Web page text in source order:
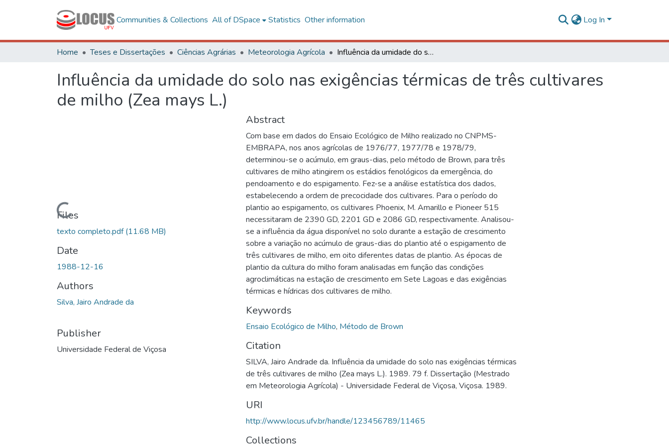
Communities & Collections All of DSpace Statistics Other information Log In
Home Teses e Dissertações Ciências Agrárias Meteorologia Agrícola Influência da umidade do solo nas exigências térmicas de três cultivares de milho (Zea mays L.)
Influência da umidade do solo nas exigências térmicas de três cultivares
de milho (Zea mays L.)
Loading...
Files
texto completo.pdf(11.68 MB)
Date
1988-12-16
Authors
Silva, Jairo Andrade da
Publisher
Universidade Federal de Viçosa
Abstract
Com base em dados do Ensaio Ecológico de Milho realizado no CNPMS-
EMBRAPA, nos anos agrícolas de 1976/77, 1977/78 e 1978/79,
determinou-se o acúmulo, em graus-dias, pelo método de Brown, para três
cultivares de milho atingirem os estádios fenológicos da emergência, do
pendoamento e do espigamento. Fez-se a análise estatística dos dados,
estabelecendo a ordem de precocidade dos cultivares. Para o período do
plantio ao espigamento, os cultivares Phoenix, M. Amarillo e Pioneer 515
necessitaram de 2390 GD, 2201 GD e 2086 GD, respectivamente. Analisou-
se a influência da água disponível no solo durante a estação de crescimento
sobre a variação no acúmulo de graus-dias do plantio até o espigamento de
três cultivares de milho, em oito diferentes datas de plantio. As épocas de
plantio da cultura do milho foram analisadas em função das condições
agroclimáticas na estação de crescimento em Sete Lagoas e das exigências
térmicas e hídricas dos cultivares de milho.
Keywords
Ensaio Ecológico de Milho, Método de Brown
Citation
SILVA, Jairo Andrade da. Influência da umidade do solo nas exigências térmicas
de três cultivares de milho (Zea mays L.). 1989. 79 f. Dissertação (Mestrado
em Meteorologia Agrícola) - Universidade Federal de Viçosa, Viçosa. 1989.
URI
http://www.locus.ufv.br/handle/123456789/11465
Collections